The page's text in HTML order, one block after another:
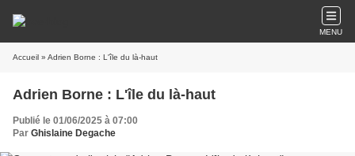
MENU
Accueil » Adrien Borne : L'île du là-haut
Adrien Borne : L'île du là-haut
Publié le 01/06/2025 à 07:00
Par Ghislaine Degache